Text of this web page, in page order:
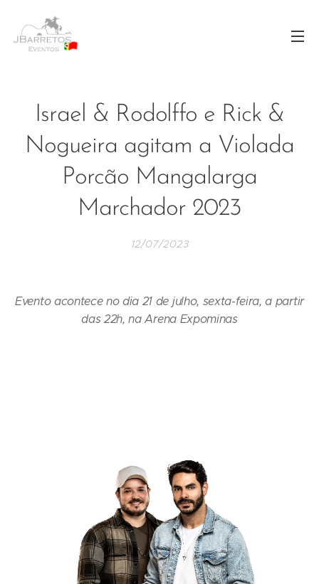
Israel & Rodolffo e Rick &
Nogueira agitam a Violada
Porcão Mangalarga
Marchador 2023
12/07/2023
Evento acontece no dia 21 de julho, sexta-feira, a partir
das 22h, na Arena Expominas